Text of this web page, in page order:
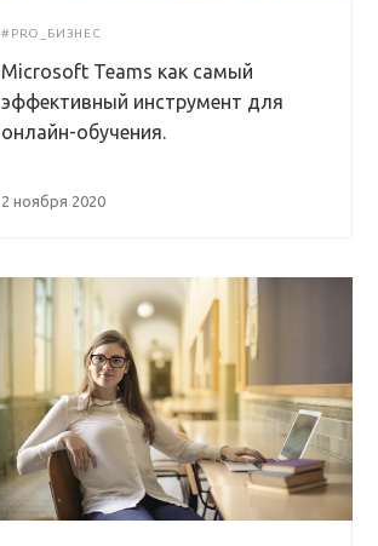
#PRO_БИЗНЕС
Microsoft Teams как самый
эффективный инструмент для
онлайн-обучения.
2 ноября 2020